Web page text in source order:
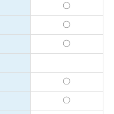
〇
〇
〇
〇
〇